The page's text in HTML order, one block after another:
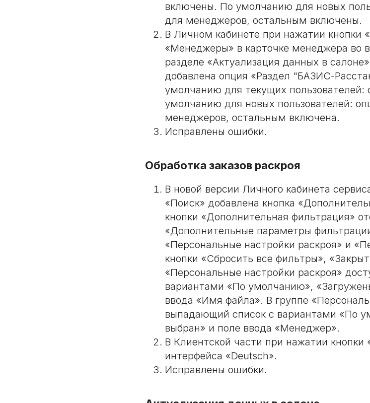
включены. По умолчанию для новых
для менеджеров, остальным включены.
В Личном кабинете при нажатии кнопки
«Менеджеры» в карточке менеджера во
разделе «Актуализация данных в
добавлена опция «Раздел "БАЗИС-
умолчанию для текущих пользователей:
умолчанию для новых пользователей:
менеджеров, остальным включена.
Исправлены ошибки.
Обработка заказов раскроя
В новой версии Личного кабинета
«Поиск» добавлена кнопка
кнопки «Дополнительная фильтрация»
«Дополнительные параметры
«Персональные настройки раскроя» и
кнопки «Сбросить все фильтры»,
«Персональные настройки раскроя»
вариантами «По умолчанию»,
ввода «Имя файла». В группе
выпадающий список с вариантами «По
выбран» и поле ввода «Менеджер».
В Клиентской части при нажатии кнопки
интерфейса «Deutsch».
Исправлены ошибки.